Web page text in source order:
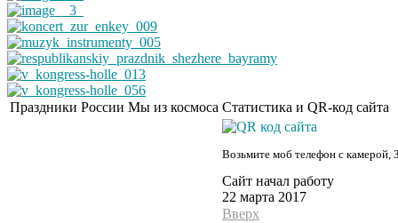
Праздники России Мы из космоса Статистика и QR-код сайта
Возьмите моб телефон с камерой,
Сайт начал работу
22 марта 2017
Вверх